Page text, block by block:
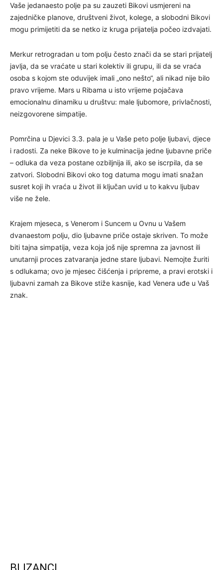
Vaše jedanaesto polje pa su zauzeti Bikovi usmjereni na
zajedničke planove, društveni život, kolege, a slobodni Bikovi
mogu primijetiti da se netko iz kruga prijatelja počeo izdvajati.
Merkur retrogradan u tom polju često znači da se stari prijatelj
javlja, da se vraćate u stari kolektiv ili grupu, ili da se vraća
osoba s kojom ste oduvijek imali „ono nešto“, ali nikad nije bilo
pravo vrijeme. Mars u Ribama u isto vrijeme pojačava
emocionalnu dinamiku u društvu: male ljubomore, privlačnosti,
neizgovorene simpatije.
Pomrčina u Djevici 3.3. pala je u Vaše peto polje ljubavi, djece
i radosti. Za neke Bikove to je kulminacija jedne ljubavne priče
– odluka da veza postane ozbiljnija ili, ako se iscrpila, da se
zatvori. Slobodni Bikovi oko tog datuma mogu imati snažan
susret koji ih vraća u život ili ključan uvid u to kakvu ljubav
više ne žele.
Krajem mjeseca, s Venerom i Suncem u Ovnu u Vašem
dvanaestom polju, dio ljubavne priče ostaje skriven. To može
biti tajna simpatija, veza koja još nije spremna za javnost ili
unutarnji proces zatvaranja jedne stare ljubavi. Nemojte žuriti
s odlukama; ovo je mjesec čišćenja i pripreme, a pravi erotski i
ljubavni zamah za Bikove stiže kasnije, kad Venera uđe u Vaš
znak.